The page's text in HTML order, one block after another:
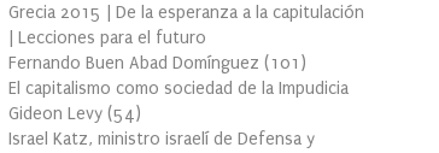
Grecia 2015 | De la esperanza a la capitulación
| Lecciones para el futuro
Fernando Buen Abad Domínguez (101 )
El capitalismo como sociedad de la Impudicia
Gideon Levy (54)
Israel Katz, ministro israelí de Defensa y